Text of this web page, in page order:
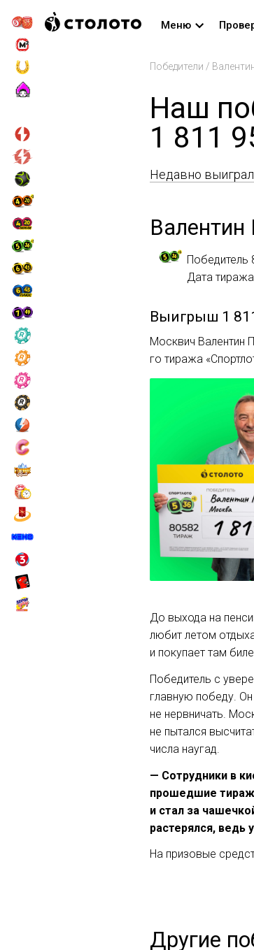
Меню
Победители /
Наш
1 811
Недавно
Валентин
Победитель
Дата
Выигрыш 1
Москвич Валентин
го тиража
До выхода на
любит летом
и покупает там
Победитель с
главную победу.
не нервничать.
не пытался
числа наугад.
— Сотрудники в
прошедшие
и стал за
растерялся, ведь
На призовые
Другие